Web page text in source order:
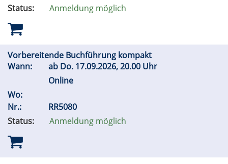
Status:
Anmeldung möglich
Vorbereitende Buchführung kompakt
Wann:
ab Do. 17.09.2026, 20.00 Uhr
Online
Wo:
Nr.:
RR5080
Status:
Anmeldung möglich